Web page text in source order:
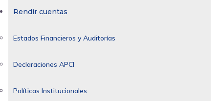
Rendir cuentas
Estados Financieros y Auditorías
Declaraciones APCI
Políticas Institucionales